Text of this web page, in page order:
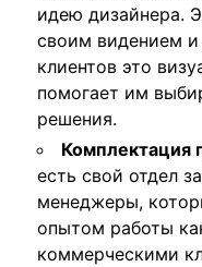
идею дизайнера.
своим видением и
клиентов это
помогает им
решения.
Комплектация
есть свой отдел
менеджеры,
опытом работы
коммерческими